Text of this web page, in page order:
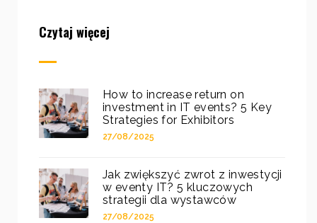
Czytaj więcej
How to increase return on
investment in IT events? 5 Key
Strategies for Exhibitors
27/08/2025
Jak zwiększyć zwrot z inwestycji
w eventy IT? 5 kluczowych
strategii dla wystawców
27/08/2025